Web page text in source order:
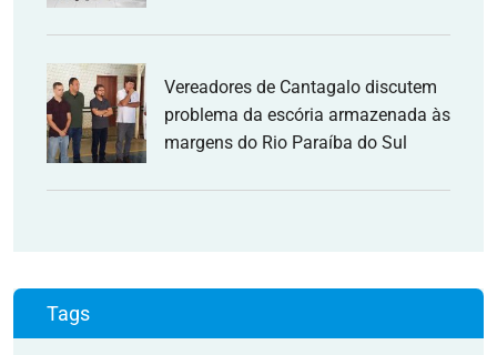
Vereadores de Cantagalo discutem
problema da escória armazenada às
margens do Rio Paraíba do Sul
Tags